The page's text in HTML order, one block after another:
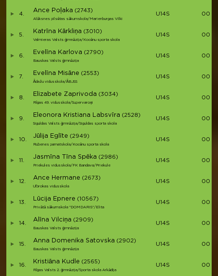
4.
Ance Poļaka (2743)
Alūksnes pilsētas sākumskola/Marienburgas Vilki
U14S
5.
Katrīna Kārkliņa (3010)
Valmieras Valsts ģimnāzija/Kocēnu sporta skola
U14S
6.
Evelīna Karlova (2790)
Bauskas Valsts ģimnāzija
U14S
7.
Evelīna Misāne (2553)
Ādažu vidusskola/ĀBJSS
U14S
8.
Elizabete Zaprivoda (3034)
Rīgas 49. vidusskola/Supervaroņi
U14S
9.
Eleonora Kristiana Labsvīra (2528)
Siguldas Valsts ģimnāzija/Siguldas sporta skola
U14S
10.
Jūlija Eglīte (2949)
Rubenes pamatskola/Kocēnu sporta skola
U14S
11.
Jasmīna Tīna Spēka (2986)
Priekules vidusskola/FK Bandava/Priekule
U14S
12.
Ance Hermane (2673)
Ulbrokas vidusskola
U14S
13.
Lūcija Epnere (10567)
Privātā sākumskola "DOMDARIS"/Elita
U14S
14.
Alīna Vilciņa (2909)
Bauskas Valsts ģimnāzija
U14S
15.
Anna Domenika Satovska (2902)
Bauskas Valsts ģimnāzija
U14S
16.
Kristiāna Kudle (2565)
Rīgas Valsts 2. ģimnāzija/Sporta skola Arkādija
U14S